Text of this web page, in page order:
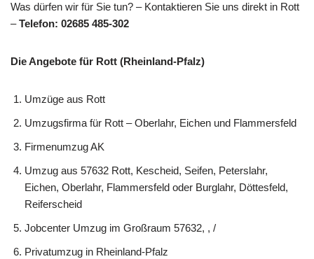
Was dürfen wir für Sie tun? – Kontaktieren Sie uns direkt in Rott
–Telefon: 02685 485-302
Die Angebote für Rott (Rheinland-Pfalz)
Umzüge aus Rott
Umzugsfirma für Rott – Oberlahr, Eichen und Flammersfeld
Firmenumzug AK
Umzug aus 57632 Rott, Kescheid, Seifen, Peterslahr,
Eichen, Oberlahr, Flammersfeld oder Burglahr, Döttesfeld,
Reiferscheid
Jobcenter Umzug im Großraum 57632, , /
Privatumzug in Rheinland-Pfalz